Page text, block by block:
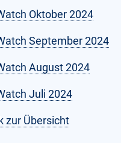
Oktober 2024
September 2024
August 2024
Juli 2024
zur Übersicht